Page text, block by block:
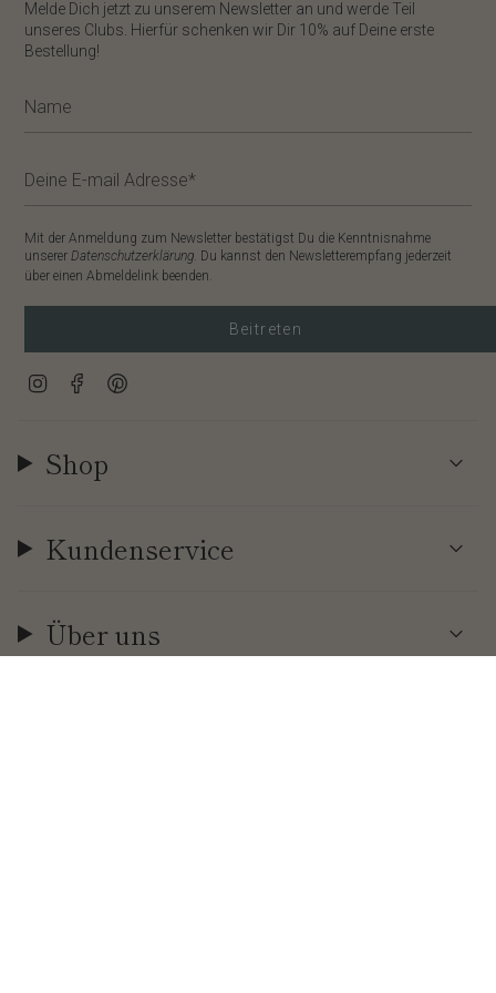
​Melde Dich jetzt zu unserem Newsletter an und werde Teil
unseres Clubs. Hierfür schenken wir Dir 10% auf Deine erste
Bestellung!
Mit der Anmeldung zum Newsletter bestätigst Du die Kenntnisnahme
unserer Datenschutzerklärung. Du kannst den Newsletterempfang jederzeit
über einen Abmeldelink beenden.
Beitreten
InstagramFacebook
Shop
Kundenservice
Über uns